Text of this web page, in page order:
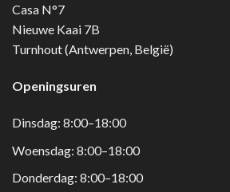
Casa N°7
Nieuwe Kaai 7B
Turnhout (Antwerpen, België)
Openingsuren
Dinsdag: 8:00–18:00
Woensdag: 8:00–18:00
Donderdag: 8:00–18:00